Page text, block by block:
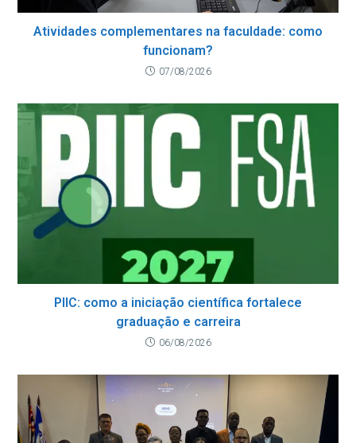
Atividades complementares na faculdade: como
funcionam?
07/08/2026
PIIC: como a iniciação científica fortalece
graduação e carreira
06/08/2026